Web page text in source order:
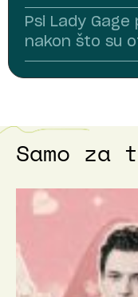
Psi Lady
nakon što su
Samo za